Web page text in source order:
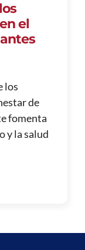
el
los
de
fomenta
y la salud